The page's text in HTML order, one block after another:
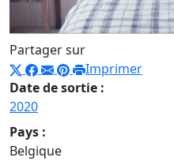
Partager sur
Imprimer
Date de sortie :
2020
Pays :
Belgique